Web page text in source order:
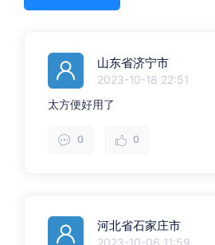
山东省济宁市
2023-10-18 22:51
太方便好用了
0 0
河北省石家庄市